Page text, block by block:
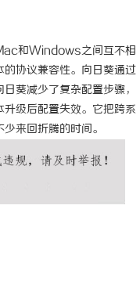
和Windows之间互不相
协议兼容性。向日葵通过
葵减少了复杂配置步骤，
级后配置失效。它把跨系
来回折腾的时间。